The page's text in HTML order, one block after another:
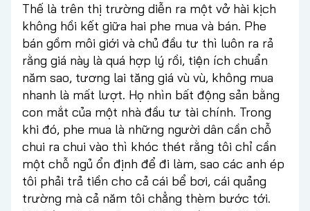
Thế là trên thị trường diễn ra một vở hài kịch
không hồi kết giữa hai phe mua và bán. Phe
bán gồm môi giới và chủ đầu tư thì luôn ra rả
rằng giá này là quá hợp lý rồi, tiện ích chuẩn
năm sao, tương lai tăng giá vù vù, không mua
nhanh là mất lượt. Họ nhìn bất động sản bằng
con mắt của một nhà đầu tư tài chính. Trong
khi đó, phe mua là những người dân cần chỗ
chui ra chui vào thì khóc thét rằng tôi chỉ cần
một chỗ ngủ ổn định để đi làm, sao các anh ép
tôi phải trả tiền cho cả cái bể bơi, cái quảng
trường mà cả năm tôi chẳng thèm bước tới.